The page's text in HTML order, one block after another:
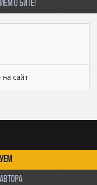
О БИТЕ!
на сайт